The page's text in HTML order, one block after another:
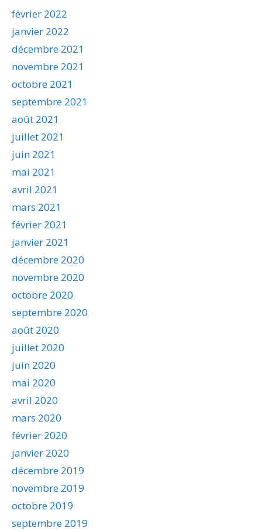
février 2022
janvier 2022
décembre 2021
novembre 2021
octobre 2021
septembre 2021
août 2021
juillet 2021
juin 2021
mai 2021
avril 2021
mars 2021
février 2021
janvier 2021
décembre 2020
novembre 2020
octobre 2020
septembre 2020
août 2020
juillet 2020
juin 2020
mai 2020
avril 2020
mars 2020
février 2020
janvier 2020
décembre 2019
novembre 2019
octobre 2019
septembre 2019